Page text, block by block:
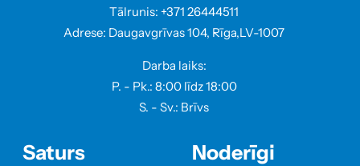
Tālrunis: +371 26444511
Adrese: Daugavgrīvas 104, Rīga,LV-1007
Darba laiks:
P. - Pk.: 8:00 līdz 18:00
S. - Sv.: Brīvs
Saturs Noderīgi